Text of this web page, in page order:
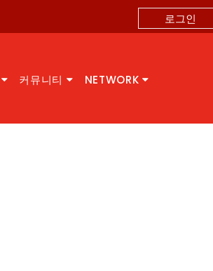
로그인
커뮤니티 NETWORK